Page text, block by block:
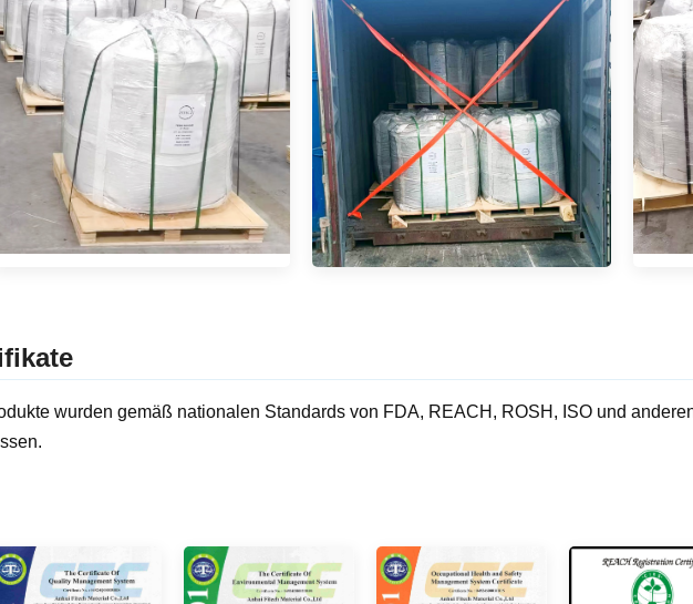
wurden gemäß nationalen Standards von FDA, REACH, ROSH, ISO und